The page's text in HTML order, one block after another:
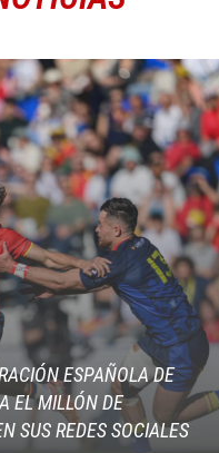
ESPAÑOLA DE
EL MILLÓN DE
SUS REDES SOCIALES